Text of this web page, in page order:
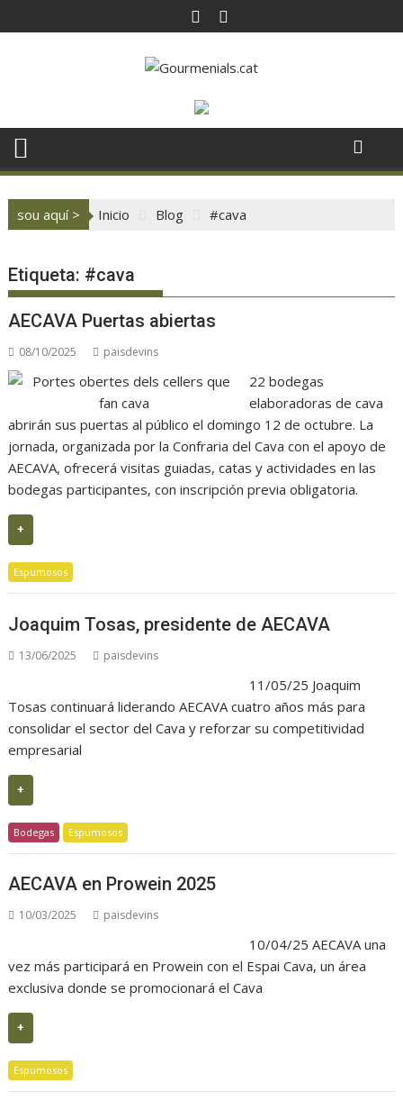
al
sou aquí > Inicio Blog #cava
Etiqueta: #cava
AECAVA Puertas abiertas
08/10/2025 paisdevins
22 bodegas
elaboradoras de cava
abrirán sus puertas al público el domingo 12 de octubre. La
jornada, organizada por la Confraria del Cava con el apoyo de
AECAVA, ofrecerá visitas guiadas, catas y actividades en las
bodegas participantes, con inscripción previa obligatoria.
+
Espumosos
Joaquim Tosas, presidente de AECAVA
13/06/2025 paisdevins
11/05/25 Joaquim
Tosas continuará liderando AECAVA cuatro años más para
consolidar el sector del Cava y reforzar su competitividad
empresarial
+
Bodegas Espumosos
AECAVA en Prowein 2025
10/03/2025 paisdevins
10/04/25 AECAVA una
vez más participará en Prowein con el Espai Cava, un área
exclusiva donde se promocionará el Cava
+
Espumosos